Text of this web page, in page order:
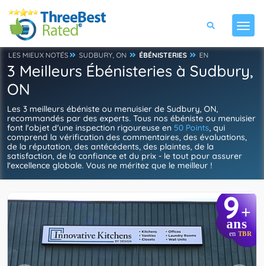
LES MIEUX NOTÉS SUDBURY, ON ÉBÉNISTERIES EN
3 Meilleurs Ébénisteries à Sudbury,
ON
Les 3 meilleurs ébéniste ou menuisier de Sudbury, ON,
recommandés par des experts. Tous nos ébéniste ou menuisier
font l'objet d'une inspection rigoureuse en 50 Points, qui
comprend la vérification des commentaires, des évaluations,
de la réputation, des antécédents, des plaintes, de la
satisfaction, de la confiance et du prix - le tout pour assurer
l'excellence globale. Vous ne méritez que le meilleur !
9+
ans
en TBR